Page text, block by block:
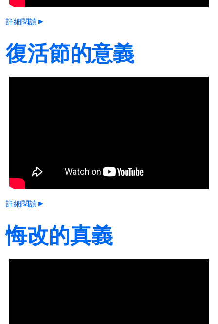
詳細閱讀►
復活節的意義
詳細閱讀►
悔改的真義